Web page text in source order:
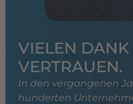
VIELEN
VERTRAUEN.
In den vergangenen
hunderten